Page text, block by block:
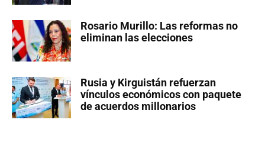
Rosario Murillo: Las reformas no
eliminan las elecciones
Rusia y Kirguistán refuerzan
vínculos económicos con paquete
de acuerdos millonarios